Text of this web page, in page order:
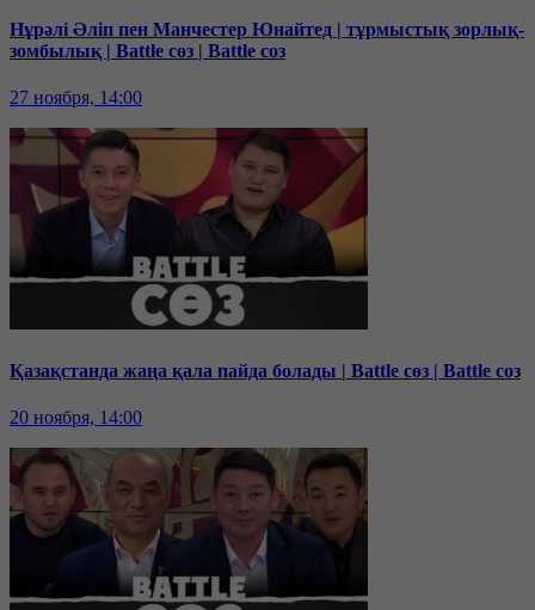
Нұрәлі Әліп пен Манчестер Юнайтед | тұрмыстық зорлық-
зомбылық | Battle сөз | Battle соз
27 ноября, 14:00
Қазақстанда жаңа қала пайда болады | Battle сөз | Battle соз
20 ноября, 14:00